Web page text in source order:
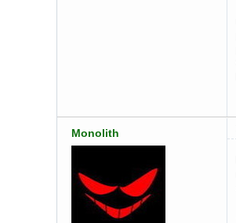
Monolith